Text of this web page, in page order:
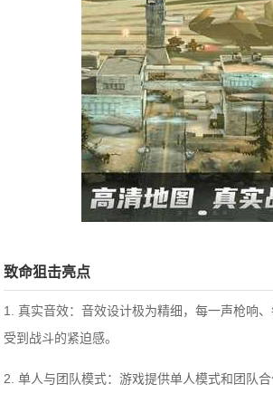
致命狙击亮点
1. 真实音效：音效设计极为精细，每一声枪响
受到战斗的紧迫感。
2. 单人与团队模式：游戏提供单人模式和团队